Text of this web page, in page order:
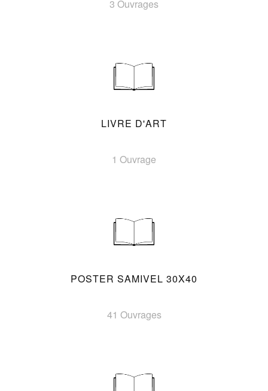
3 Ouvrages
LIVRE D'ART
1 Ouvrage
POSTER SAMIVEL 30X40
41 Ouvrages